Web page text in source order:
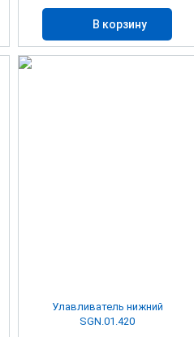
В корзину
Улавливатель нижний
SGN.01.420